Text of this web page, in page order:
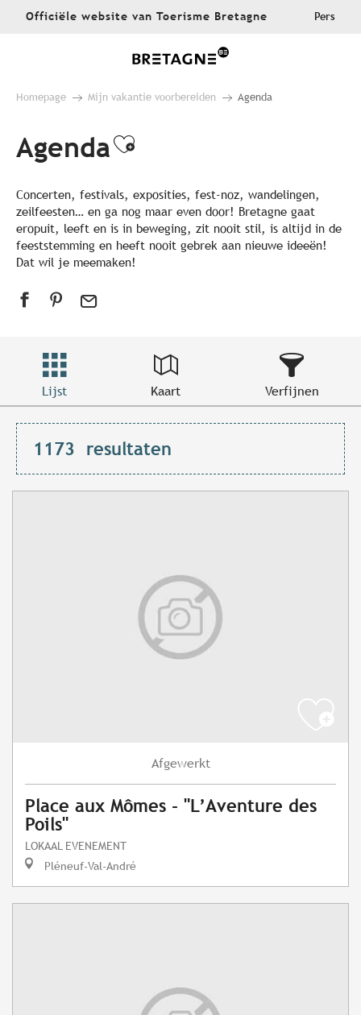
AllerOfficiële website van Toerisme Bretagne Pers
Homepage Mijn vakantie voorbereiden Agenda
AgendaAjouter aux favoris
Concerten, festivals, exposities, fest-noz, wandelingen,
zeilfeesten… en ga nog maar even door! Bretagne gaat
eropuit, leeft en is in beweging, zit nooit stil, is altijd in de
feeststemming en heeft nooit gebrek aan nieuwe ideeën!
Dat wil je meemaken!
Lijst Kaart Verfijnen
1173 resultaten
Afgewerkt
Place aux Mômes - "L’Aventure des
Poils"
LOKAAL EVENEMENT
Pléneuf-Val-André